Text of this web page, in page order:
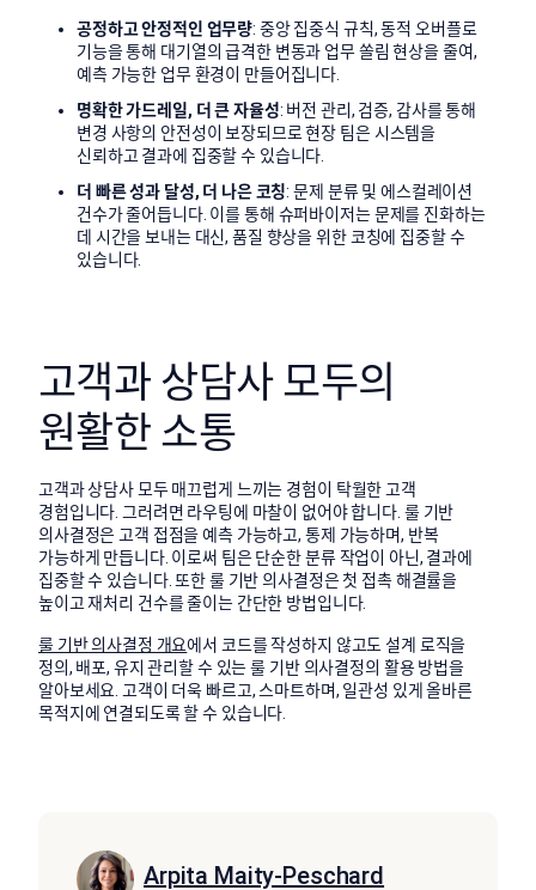
공정하고 안정적인 업무량: 중앙 집중식 규칙, 동적 오버플로
기능을 통해 대기열의 급격한 변동과 업무 쏠림 현상을 줄여,
예측 가능한 업무 환경이 만들어집니다.
명확한 가드레일, 더 큰 자율성: 버전 관리, 검증, 감사를 통해
변경 사항의 안전성이 보장되므로현장 팀은 시스템을
신뢰하고 결과에 집중할 수 있습니다.
더 빠른 성과 달성, 더 나은 코칭: 문제 분류 및 에스컬레이션
건수가 줄어듭니다. 이를 통해 슈퍼바이저는 문제를 진화하는
데 시간을 보내는 대신, 품질 향상을 위한 코칭에 집중할 수
있습니다.
고객과 상담사 모두의
원활한 소통
고객과 상담사 모두 매끄럽게 느끼는 경험이 탁월한 고객
경험입니다. 그러려면 라우팅에 마찰이 없어야 합니다. 룰 기반
의사결정은 고객 접점을 예측 가능하고, 통제 가능하며, 반복
가능하게 만듭니다. 이로써 팀은 단순한 분류 작업이 아닌, 결과에
집중할 수 있습니다. 또한 룰 기반 의사결정은 첫 접촉 해결률을
높이고 재처리 건수를 줄이는 간단한 방법입니다.
룰 기반 의사결정 개요에서 코드를 작성하지 않고도 설계 로직을
정의, 배포, 유지 관리할 수 있는 룰 기반 의사결정의 활용 방법을
알아보세요. 고객이 더욱 빠르고, 스마트하며, 일관성 있게 올바른
목적지에 연결되도록 할 수 있습니다.
Arpita Maity-Peschard